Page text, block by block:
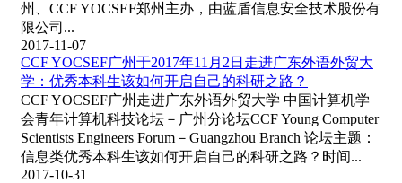
州、CCF YOCSEF郑州主办，由蓝盾信息安全技术股份有
限公司...
2017-11-07
CCF YOCSEF广州于2017年11月2日走进广东外语外贸大
学：优秀本科生该如何开启自己的科研之路？
CCF YOCSEF广州走进广东外语外贸大学 中国计算机学
会青年计算机科技论坛－广州分论坛CCF Young Computer
Scientists Engineers Forum－Guangzhou Branch 论坛主题：
信息类优秀本科生该如何开启自己的科研之路？时间...
2017-10-31